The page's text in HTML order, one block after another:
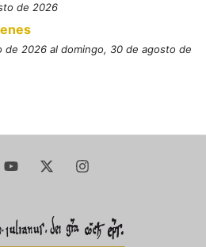
de 2026
de 2026 al domingo, 30 de agosto de